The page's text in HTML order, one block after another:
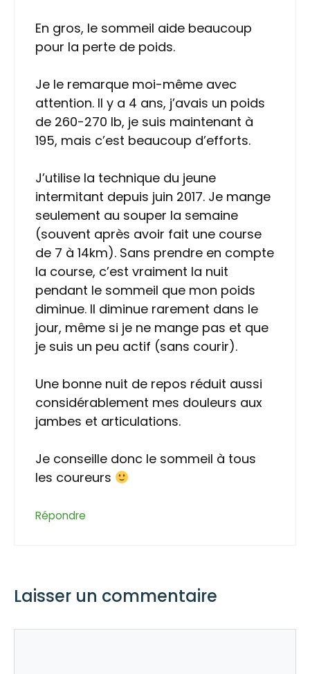
En gros, le sommeil aide beaucoup
pour la perte de poids.
Je le remarque moi-même avec
attention. Il y a 4 ans, j’avais un poids
de 260-270 lb, je suis maintenant à
195, mais c’est beaucoup d’efforts.
J’utilise la technique du jeune
intermitant depuis juin 2017. Je mange
seulement au souper la semaine
(souvent après avoir fait une course
de 7 à 14km). Sans prendre en compte
la course, c’est vraiment la nuit
pendant le sommeil que mon poids
diminue. Il diminue rarement dans le
jour, même si je ne mange pas et que
je suis un peu actif (sans courir).
Une bonne nuit de repos réduit aussi
considérablement mes douleurs aux
jambes et articulations.
Je conseille donc le sommeil à tous
les coureurs
Répondre
Laisser un commentaire